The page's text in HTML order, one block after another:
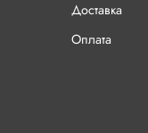
Доставка
Оплата